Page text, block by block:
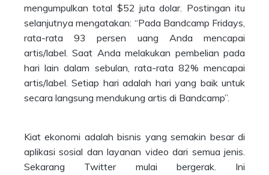
mengumpulkan total $52 juta dolar. Postingan itu
selanjutnya mengatakan: “Pada Bandcamp Fridays,
rata-rata 93 persen uang Anda mencapai
artis/label. Saat Anda melakukan pembelian pada
hari lain dalam sebulan, rata-rata 82% mencapai
artis/label. Setiap hari adalah hari yang baik untuk
secara langsung mendukung artis di Bandcamp”.
Kiat ekonomi adalah bisnis yang semakin besar di
aplikasi sosial dan layanan video dari semua jenis.
Sekarang Twitter mulai bergerak. Ini